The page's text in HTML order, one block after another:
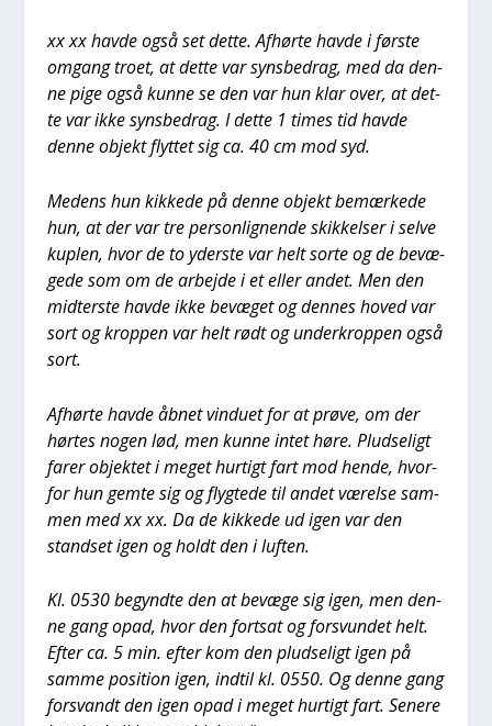
xx xx hav­de også set det­te. Afhør­te hav­de i før­ste
omgang tro­et, at det­te var syns­bed­rag, med da den­
ne pige også kun­ne se den var hun klar over, at det­
te var ikke syns­bed­rag. I det­te 1 times tid hav­de
den­ne objekt flyt­tet sig ca. 40 cm mod syd.
Medens hun kik­ke­de på den­ne objekt bemær­ke­de
hun, at der var tre per­son­lig­nen­de skik­kel­ser i sel­ve
kup­len, hvor de to yder­ste var helt sor­te og de bevæ­
ge­de som om de arbej­de i et eller andet. Men den
mid­ter­ste hav­de ikke bevæ­get og den­nes hoved var
sort og krop­pen var helt rødt og under­krop­pen også
sort.
Afhør­te hav­de åbnet vin­du­et for at prø­ve, om der
hør­tes nogen lød, men kun­ne intet høre. Plud­se­ligt
farer objek­tet i meget hur­tigt fart mod hen­de, hvor­
for hun gem­te sig og flyg­te­de til andet værel­se sam­
men med xx xx. Da de kik­ke­de ud igen var den
stand­s­et igen og holdt den i luf­ten.
Kl. 0530 begynd­te den at bevæ­ge sig igen, men den­
ne gang opad, hvor den fort­sat og for­s­vun­det helt.
Efter ca. 5 min. efter kom den plud­se­ligt igen på
sam­me posi­tion igen, ind­til kl. 0550. Og den­ne gang
for­svandt den igen opad i meget hur­tigt fart. Sene­re